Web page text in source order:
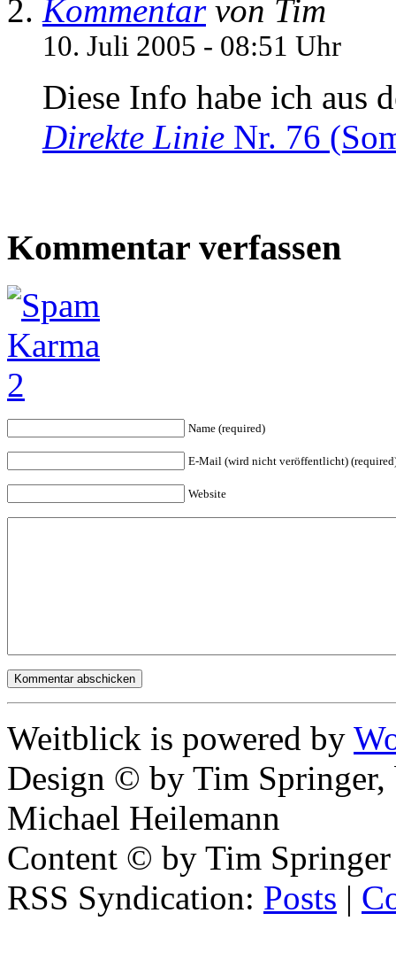
Kommentarvon Tim
10. Juli 2005 - 08:51 Uhr
Diese Info habe ich aus
Direkte Linie Nr. 76
Kommentar verfassen
Name (required)
E-Mail (wird nicht veröffentlicht)
Website
Weitblick is powered by
Design © by Tim Springer,
Michael Heilemann
Content © by Tim
RSS Syndication: Posts |